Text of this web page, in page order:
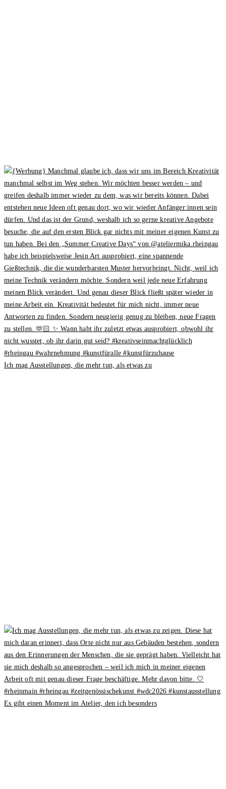
Ich mag Ausstellungen, die mehr tun, als etwas zu
Es gibt einen Moment im Atelier, den ich besonders